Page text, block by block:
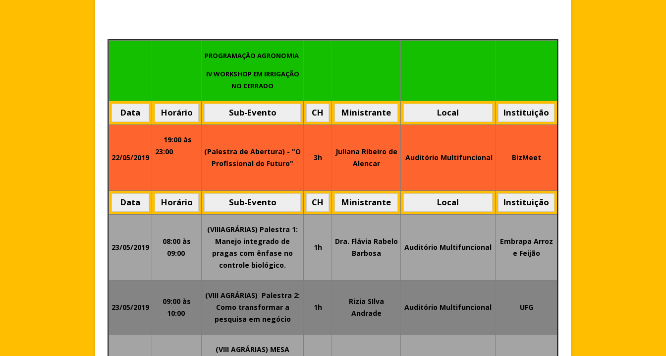
PROGRAMAÇÃO AGRONOMIA
IV WORKSHOP EM IRRIGAÇÃO
NO CERRADO
Data Horário Sub-Evento CH Ministrante Local Instituição
22/05/2019
19:00 às
23:00
(Palestra de Abertura) - "O
Profissional do Futuro"
3h
Juliana Ribeiro de
Alencar
Auditório Multifuncional BizMeet
Data Horário Sub-Evento CH Ministrante Local Instituição
23/05/2019
08:00 às
09:00
(VIIIAGRÁRIAS) Palestra 1:
Manejo integrado de
pragas com ênfase no
controle biológico.
1h
Dra. Flávia Rabelo
Barbosa
Auditório Multifuncional
Embrapa Arroz
e Feijão
23/05/2019
09:00 às
10:00
(VIII AGRÁRIAS) Palestra 2:
Como transformar a
pesquisa em negócio
1h
Rizia SIlva
Andrade
Auditório Multifuncional UFG
(VIII AGRÁRIAS) MESA